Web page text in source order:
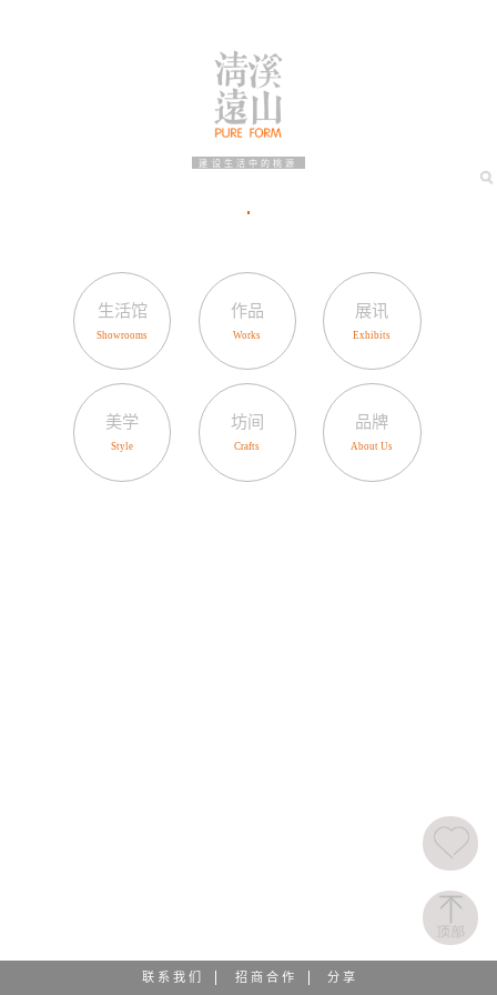
建设生活中的桃源
生活馆 作品 展讯
美学 坊间 品牌
联 系 我 们 招 商 合 作 分 享